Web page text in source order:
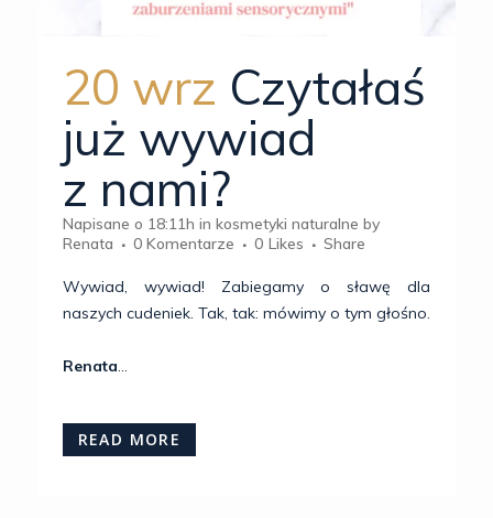
20 wrz Czytałaś
już wywiad
z nami?
Napisane o 18:11h in kosmetyki naturalne by
Renata
0 Komentarze 0 Likes Share
Wywiad, wywiad! Zabiegamy o sławę dla
naszych cudeniek. Tak, tak: mówimy o tym głośno.
Renata...
READ MORE